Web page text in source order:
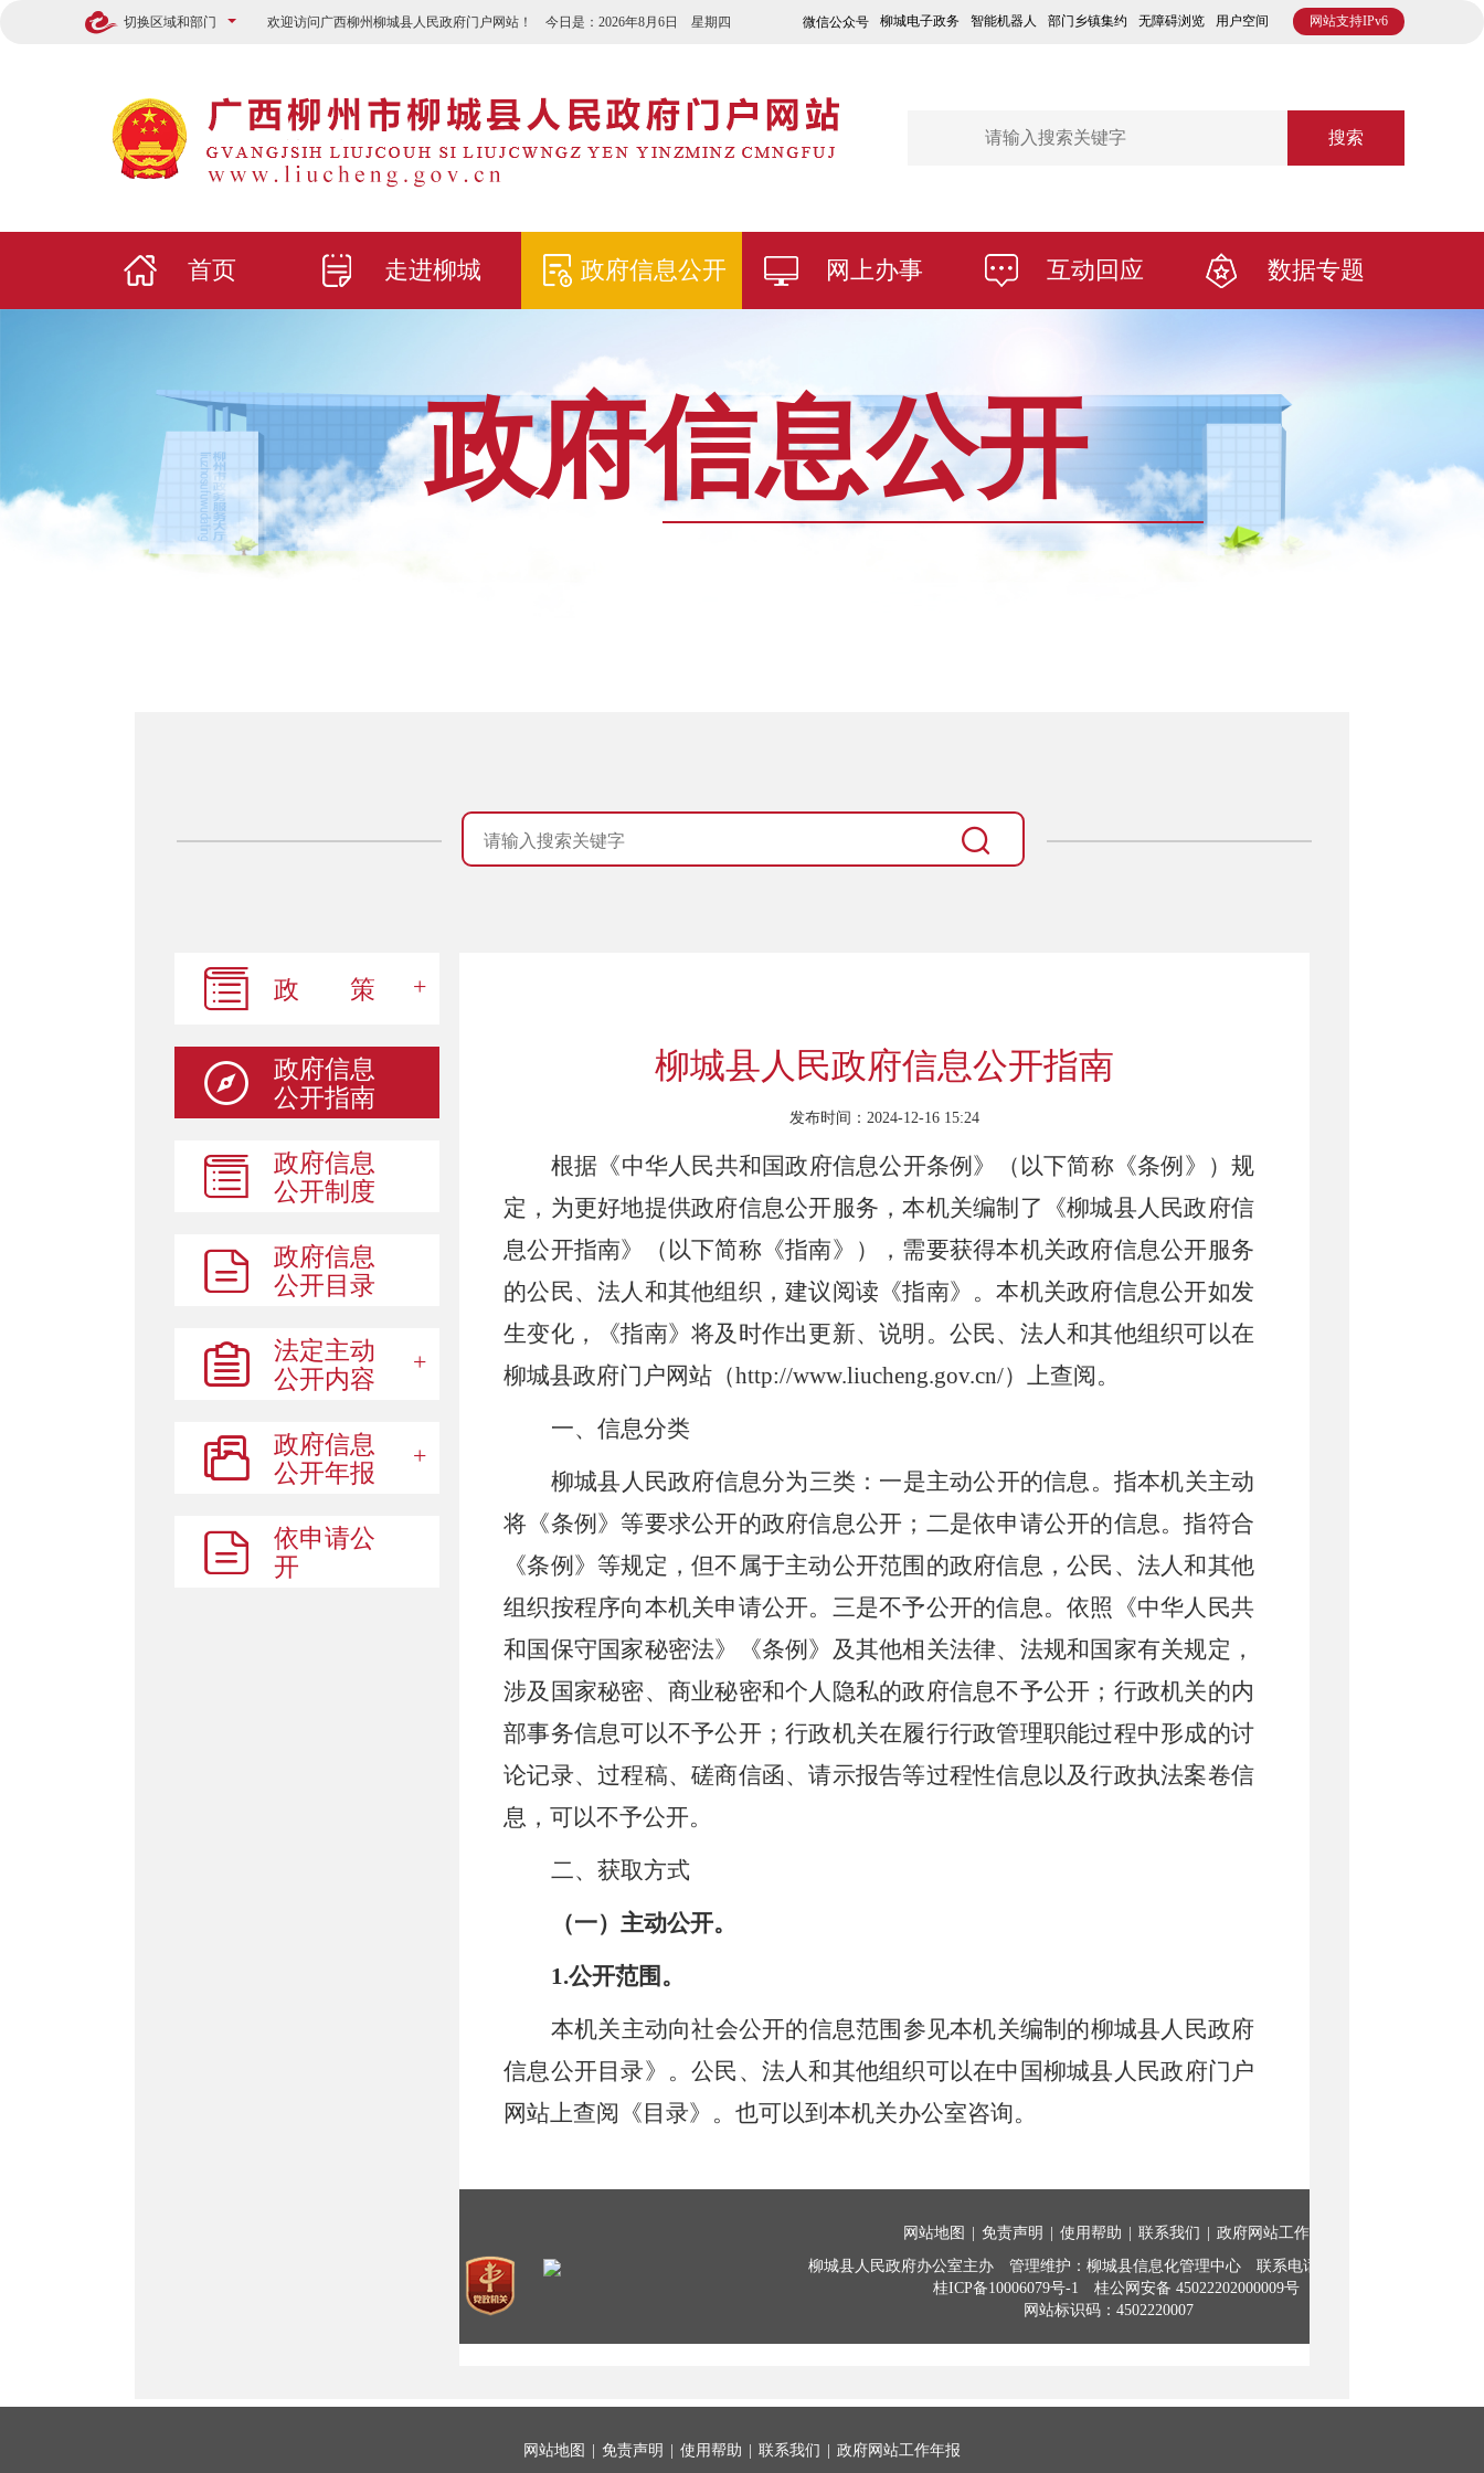
切换区域和部门 网站支持IPv6
微信公众号 柳城电子政务 智能机器人 部门乡镇集约 无障碍浏览 用户空间
欢迎访问广西柳州柳城县人民政府门户网站！ 今日是： 2026年8月6日 星期四
搜索
首页 走进柳城 政府信息公开 网上办事 互动回应 数据专题
政府信息公开
政 策
政府信息
公开指南
政府信息
公开制度
政府信息
公开目录
法定主动
公开内容
政府信息
公开年报
依申请公
开
网站地图 免责声明 使用帮助 联系我们 政府网站工作年报